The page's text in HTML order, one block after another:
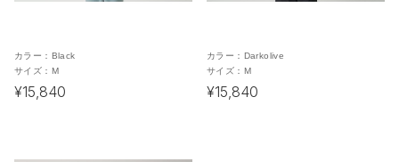
カラー： Black
サイズ： M
¥15,840
カラー： Darkolive
サイズ： M
¥15,840